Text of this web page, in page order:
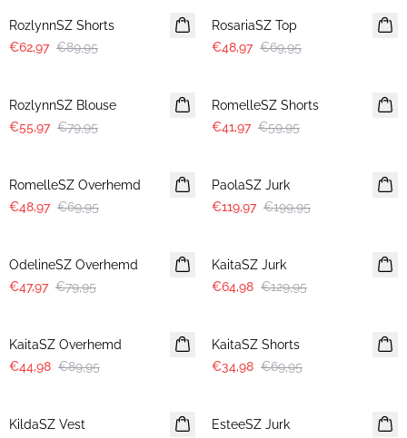
RozlynnSZ Shorts
€62,97 €89,95
RosariaSZ Top
€48,97 €69,95
RozlynnSZ Blouse
€55,97 €79,95
RomelleSZ Shorts
€41,97 €59,95
RomelleSZ Overhemd
€48,97 €69,95
PaolaSZ Jurk
€119,97 €199,95
OdelineSZ Overhemd
€47,97 €79,95
KaitaSZ Jurk
€64,98 €129,95
KaitaSZ Overhemd
€44,98 €89,95
KaitaSZ Shorts
€34,98 €69,95
KildaSZ Vest
EsteeSZ Jurk